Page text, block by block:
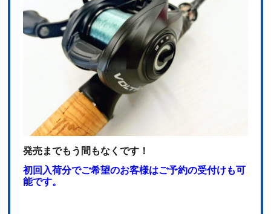
発売までもう間もなくです！
初回入荷分でご希望のお客様はご予約の受付けも可
能です。